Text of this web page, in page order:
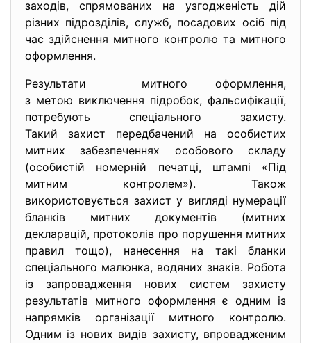
заходів, спрямованих на узгодженість дій
різних підрозділів, служб, посадових осіб під
час здійснення митного контролю та митного
оформлення.
Результати митного оформлення,
з метою виключення підробок, фальсифікації,
потребують спеціального захисту.
Такий захист передбачений на особистих
митних забезпеченнях особового складу
(особистій номерній печатці, штампі «Під
митним контролем»). Також
використовується захист у вигляді нумерації
бланків митних документів (митних
декларацій, протоколів про порушення митних
правил тощо), нанесення на такі бланки
спеціального малюнка, водяних знаків. Робота
із запровадження нових систем захисту
результатів митного оформлення є одним із
напрямків організації митного контролю.
Одним із нових видів захисту, впровадженим